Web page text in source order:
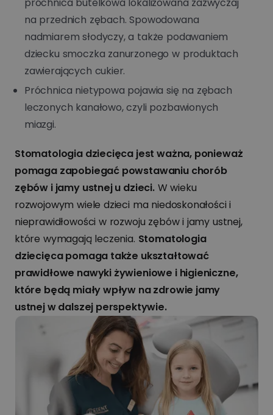
na przednich zębach. Spowodowana
nadmiarem słodyczy, a także podawaniem
dziecku smoczka zanurzonego w produktach
zawierających cukier.
Próchnica nietypowa pojawia się na zębach
leczonych kanałowo, czyli pozbawionych
miazgi.
Stomatologia dziecięca jest ważna, ponieważ
pomaga zapobiegać powstawaniu chorób
zębów i jamy ustnej u dzieci.W wieku
rozwojowym wiele dzieci ma niedoskonałości i
nieprawidłowości w rozwoju zębów i jamy ustnej,
które wymagają leczenia. Stomatologia
dziecięca pomaga także ukształtować
prawidłowe nawyki żywieniowe i higieniczne,
które będą miały wpływ na zdrowie jamy
ustnej w dalszej perspektywie.